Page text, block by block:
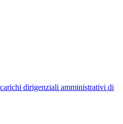
dirigenziali amministrativi di